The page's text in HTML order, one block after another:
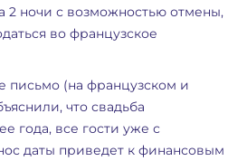
2 ночи с возможностью отмены,
во французское
письмо (на французском и
что свадьба
года, все гости уже с
даты приведет к финансовым